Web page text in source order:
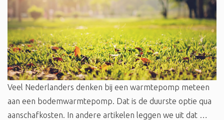
Veel Nederlanders denken bij een warmtepomp meteen
aan een bodemwarmtepomp. Dat is de duurste optie qua
aanschafkosten. In andere artikelen leggen we uit dat …